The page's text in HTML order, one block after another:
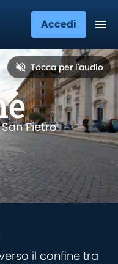
Accedi
Tocca per l'audio
Pietro
il confine tra